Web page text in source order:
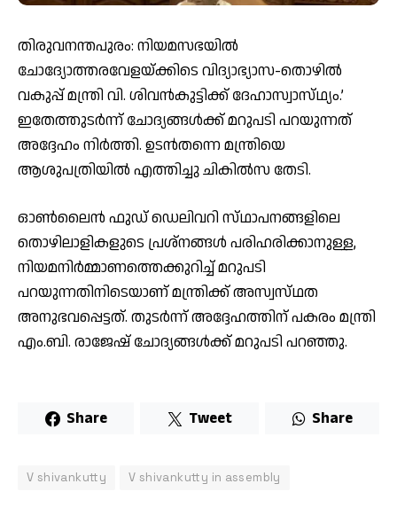
തിരുവനന്തപുരം: നിയമസഭയിൽ
ചോദ്യോത്തരവേളയ്ക്കിടെ വിദ്യാഭ്യാസ-തൊഴിൽ
വകുപ്പ് മന്ത്രി വി. ശിവൻകുട്ടിക്ക് ദേഹാസ്വാസ്‌ഥ്യം.’
ഇതേത്തുടർന്ന് ചോദ്യങ്ങൾക്ക് മറുപടി പറയുന്നത്
അദ്ദേഹം നിർത്തി. ഉടൻതന്നെ മന്ത്രിയെ
ആശുപത്രിയിൽ എത്തിച്ചു ചികിൽസ തേടി.
ഓൺലൈൻ ഫുഡ് ഡെലിവറി സ്‌ഥാപനങ്ങളിലെ
തൊഴിലാളികളുടെ പ്രശ്‌നങ്ങൾ പരിഹരിക്കാനുള്ള,
നിയമനിർമ്മാണത്തെക്കുറിച്ച് മറുപടി
പറയുന്നതിനിടെയാണ് മന്ത്രിക്ക് അസ്വസ്‌ഥത
അനുഭവപ്പെട്ടത്. തുടർന്ന് അദ്ദേഹത്തിന് പകരം മന്ത്രി
എം.ബി. രാജേഷ് ചോദ്യങ്ങൾക്ക് മറുപടി പറഞ്ഞു.
Share Tweet Share
V shivankutty V shivankutty in assembly